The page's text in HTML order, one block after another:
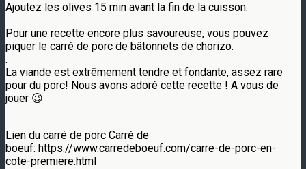
Ajoutez les olives 15 min avant la fin de la cuisson.⁣
Pour une recette encore plus savoureuse, vous pouvez
piquer le carré de porc de bâtonnets de chorizo. ⁣
.
La viande est extrêmement tendre et fondante, assez rare
pour du porc! Nous avons adoré cette recette ! A vous de
jouer 😉
Lien du carré de porc Carré de
boeuf: https://www.carredeboeuf.com/carre-de-porc-en-
cote-premiere.html